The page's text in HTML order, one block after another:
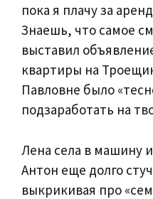
пока я плачу за
Знаешь, что самое
выставил
квартиры на
Павловне было
подзаработать на
Лена села в машину
Антон еще долго
выкрикивая про